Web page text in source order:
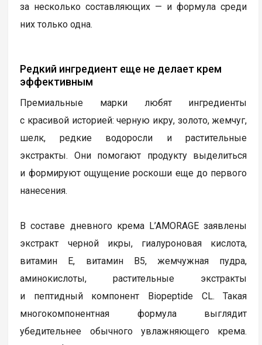
за несколько составляющих — и формула среди
них только одна.
Редкий ингредиент еще не делает крем
эффективным
Премиальные марки любят ингредиенты
с красивой историей: черную икру, золото, жемчуг,
шелк, редкие водоросли и растительные
экстракты. Они помогают продукту выделиться
и формируют ощущение роскоши еще до первого
нанесения.
В составе дневного крема L’AMORAGE заявлены
экстракт черной икры, гиалуроновая кислота,
витамин Е, витамин В5, жемчужная пудра,
аминокислоты, растительные экстракты
и пептидный компонент Biopeptide CL. Такая
многокомпонентная формула выглядит
убедительнее обычного увлажняющего крема.